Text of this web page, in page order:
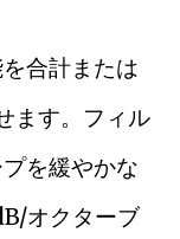
合計または
ます。フィル
を緩やかな
オクターブ